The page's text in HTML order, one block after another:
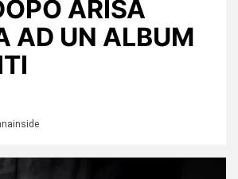
ARISA
AD UN ALBUM